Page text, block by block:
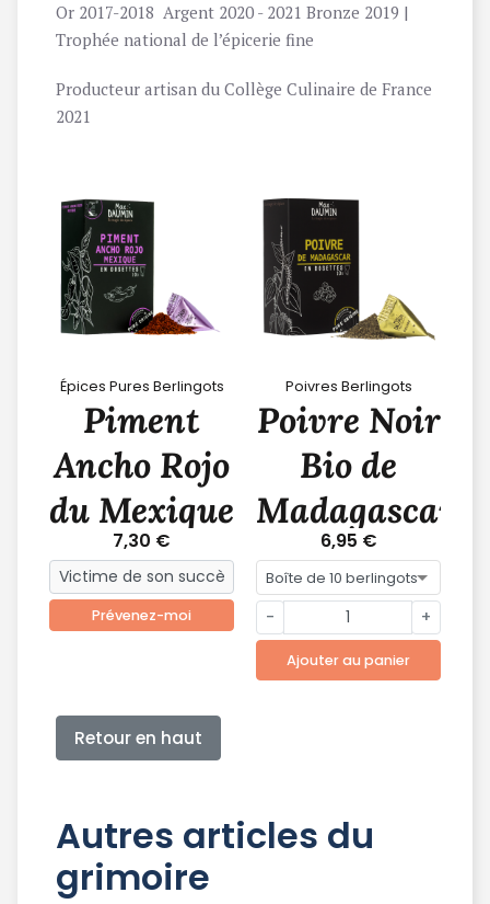
Or 2017-2018 Argent 2020 - 2021 Bronze 2019 |
Trophée national de l’épicerie fine
Producteur artisan du Collège Culinaire de France
2021
Épices Pures Berlingots
Piment
Ancho Rojo
du Mexique
7,30 €
Prévenez-moi
Poivres Berlingots
Poivre Noir
Bio de
Madagascar
6,95 €
- +
Ajouter au panier
Retour en haut
Autres articles du
grimoire